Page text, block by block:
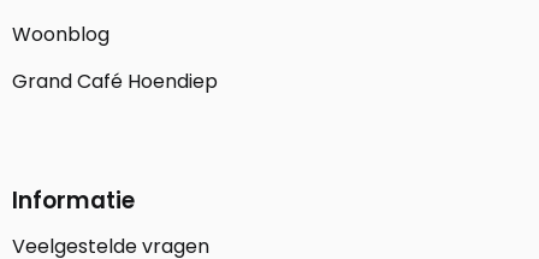
Woonblog
Grand Café Hoendiep
Informatie
Veelgestelde vragen